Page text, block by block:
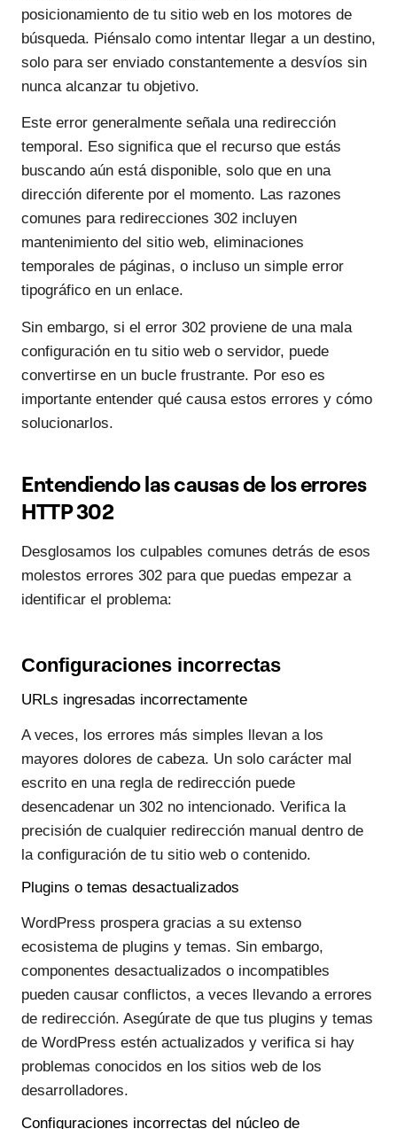
posicionamiento de tu sitio web en los motores de
búsqueda. Piénsalo como intentar llegar a un destino,
solo para ser enviado constantemente a desvíos sin
nunca alcanzar tu objetivo.
Este error generalmente señala una redirección
temporal. Eso significa que el recurso que estás
buscando aún está disponible, solo que en una
dirección diferente por el momento. Las razones
comunes para redirecciones 302 incluyen
mantenimiento del sitio web, eliminaciones
temporales de páginas, o incluso un simple error
tipográfico en un enlace.
Sin embargo, si el error 302 proviene de una mala
configuración en tu sitio web o servidor, puede
convertirse en un bucle frustrante. Por eso es
importante entender qué causa estos errores y cómo
solucionarlos.
Entendiendo las causas de los errores
HTTP 302
Desglosamos los culpables comunes detrás de esos
molestos errores 302 para que puedas empezar a
identificar el problema:
Configuraciones incorrectas
URLs ingresadas incorrectamente
A veces, los errores más simples llevan a los
mayores dolores de cabeza. Un solo carácter mal
escrito en una regla de redirección puede
desencadenar un 302 no intencionado. Verifica la
precisión de cualquier redirección manual dentro de
la configuración de tu sitio web o contenido.
Plugins o temas desactualizados
WordPress prospera gracias a su extenso
ecosistema de plugins y temas. Sin embargo,
componentes desactualizados o incompatibles
pueden causar conflictos, a veces llevando a errores
de redirección. Asegúrate de que tus plugins y temas
de WordPress estén actualizados y verifica si hay
problemas conocidos en los sitios web de los
desarrolladores.
Configuraciones incorrectas del núcleo de